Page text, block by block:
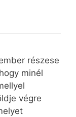
részese
minél
végre